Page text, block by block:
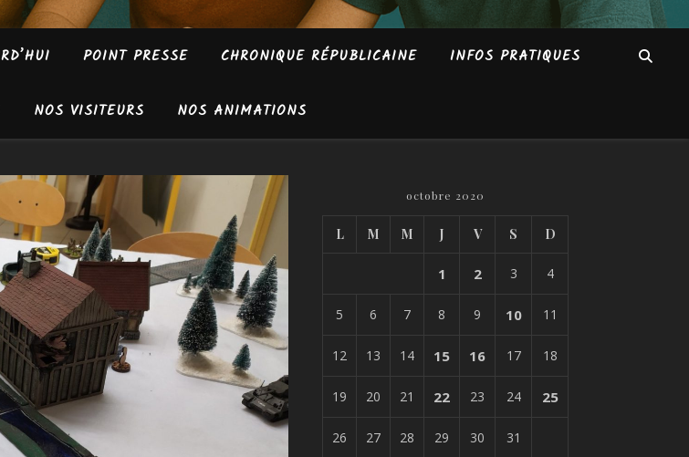
POINT PRESSE CHRONIQUE RÉPUBLICAINE INFOS PRATIQUES
NOS VISITEURS NOS ANIMATIONS
octobre 2020
L M M J V S D
1 2 3 4
5 6 7 8 9 10 11
12 13 14 15 16 17 18
19 20 21 22 23 24 25
26 27 28 29 30 31